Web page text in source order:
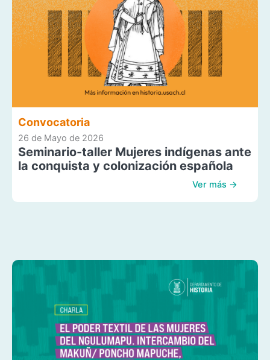
Convocatoria
26 de Mayo de 2026
Seminario-taller Mujeres indígenas ante
la conquista y colonización española
Ver más →